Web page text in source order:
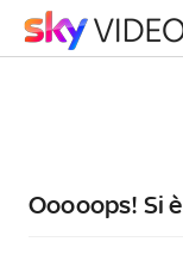
Ooooops! Si